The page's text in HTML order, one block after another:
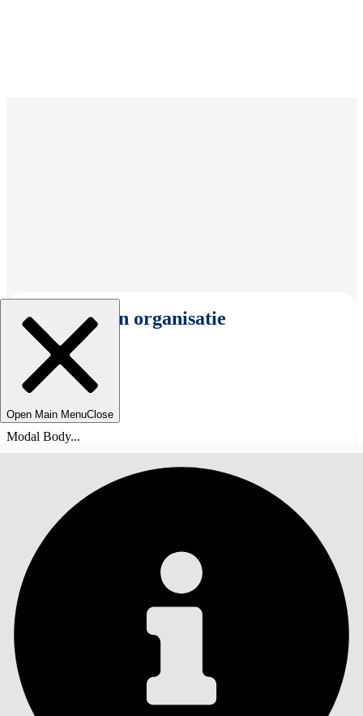
Selecteer een organisatie
Open Main MenuClose
Modal Body...
INHOUDSOPGAVE